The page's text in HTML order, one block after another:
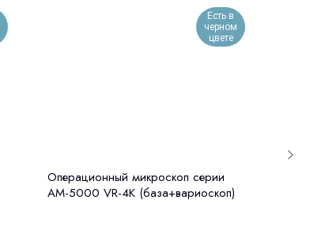
Есть в
черном
цвете
Операционный микроскоп серии
АМ-5000 VR-4K (база+вариоскоп)